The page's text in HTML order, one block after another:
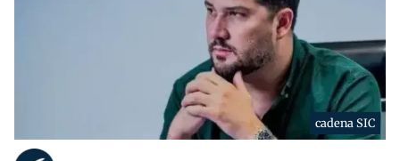
cadena SIC